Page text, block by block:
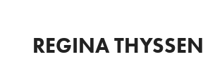
REGINA THYSSEN